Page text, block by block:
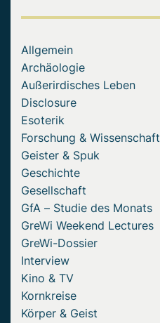
Allgemein
Archäologie
Außerirdisches Leben
Disclosure
Esoterik
Forschung & Wissenschaft
Geister & Spuk
Geschichte
Gesellschaft
GfA – Studie des Monats
GreWi Weekend Lectures
GreWi-Dossier
Interview
Kino & TV
Kornkreise
Körper & Geist